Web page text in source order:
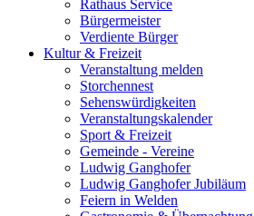
Rathaus Service
Bürgermeister
Verdiente Bürger
Kultur & Freizeit
Veranstaltung melden
Storchennest
Sehenswürdigkeiten
Veranstaltungskalender
Sport & Freizeit
Gemeinde - Vereine
Ludwig Ganghofer
Ludwig Ganghofer Jubiläum
Feiern in Welden